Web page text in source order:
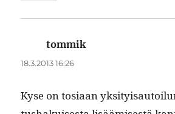
tommiksanoo:
18.3.2013 16:26
Kyse on tosi­aan